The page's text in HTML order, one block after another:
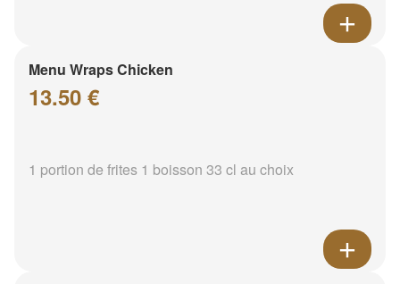
Menu Wraps Chicken
13.50 €
1 portion de frites 1 boisson 33 cl au choix